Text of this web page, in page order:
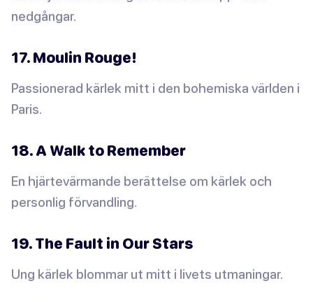
nedgångar.
17. Moulin Rouge!
Passionerad kärlek mitt i den bohemiska världen i
Paris.
18. A Walk to Remember
En hjärtevärmande berättelse om kärlek och
personlig förvandling.
19. The Fault in Our Stars
Ung kärlek blommar ut mitt i livets utmaningar.